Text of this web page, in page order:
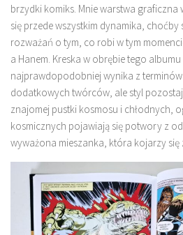
brzydki komiks. Mnie warstwa graficzna
się przede wszystkim dynamika, choćby
rozważań o tym, co robi w tym
a Hanem. Kreska w obrębie tego
najprawdopodobniej wynika z
dodatkowych twórców, ale styl
znajomej pustki kosmosu i chłodnych,
kosmicznych pojawiają się potwory z
wyważona mieszanka, która kojarzy się